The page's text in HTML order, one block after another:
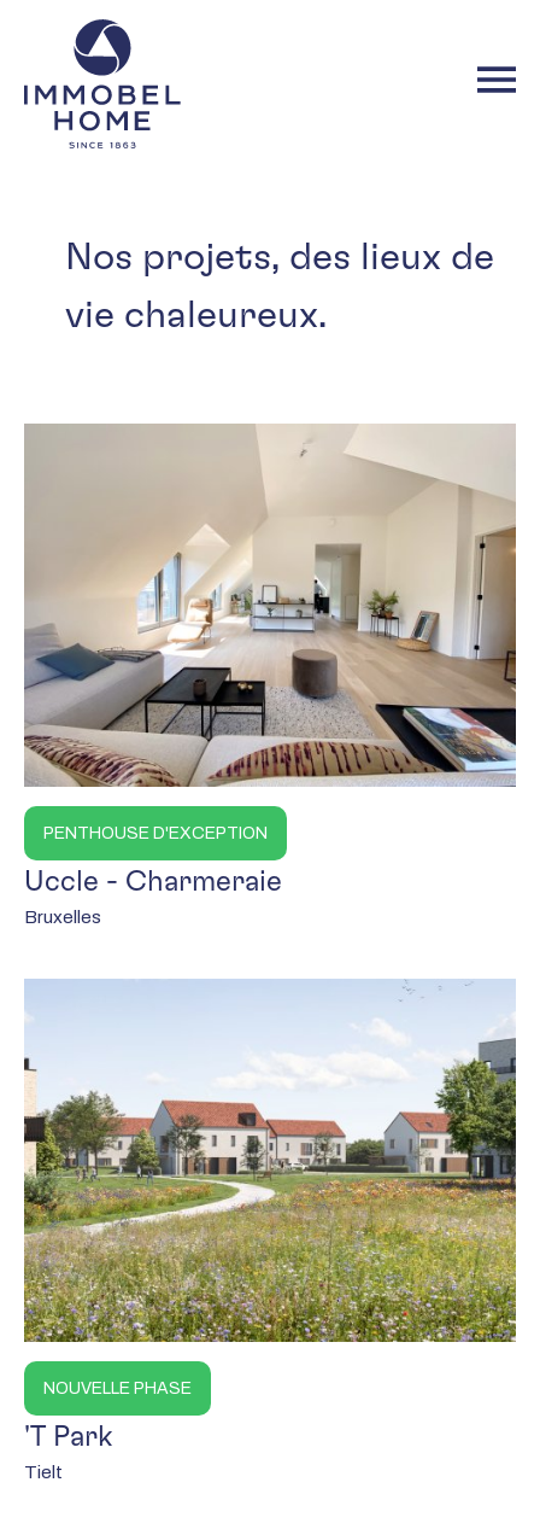
principal
Accueil
Nos projets, des lieux de
vie chaleureux.
PENTHOUSE D'EXCEPTION
Uccle - Charmeraie
Bruxelles
NOUVELLE PHASE
'T Park
Tielt